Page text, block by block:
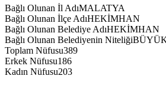
Bağlı Olunan İl AdıMALATYA
Bağlı Olunan İlçe AdıHEKİMHAN
Bağlı Olunan Belediye AdıHEKİMHAN
Bağlı Olunan Belediyenin Niteliği
Toplam Nüfusu389
Erkek Nüfusu186
Kadın Nüfusu203